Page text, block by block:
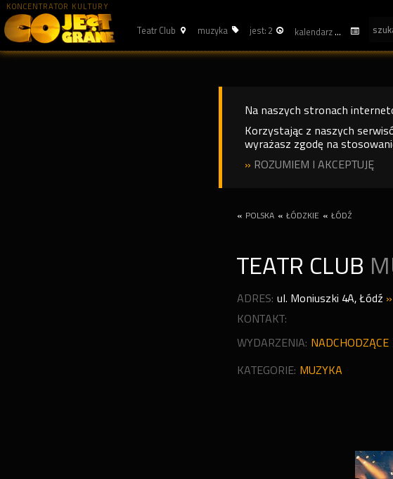
KONCENTRATOR KULTURY
Teatr Club muzyka jest: 2 kalendarz
Na naszych stronach
Korzystając z naszych
wyrażasz zgodę na
» ROZUMIEM I AKCEPTUJĘ
« POLSKA « ŁÓDZKIE « ŁÓDŹ
TEATR CLUB
ADRES: ul. Moniuszki 4A, Łódź »
KONTAKT:
WYDARZENIA: NADCHODZĄCE
KATEGORIE: MUZYKA